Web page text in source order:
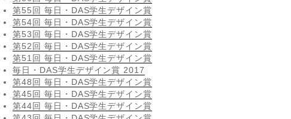
第55回 毎日・DAS学生デザイン賞
第54回 毎日・DAS学生デザイン賞
第53回 毎日・DAS学生デザイン賞
第52回 毎日・DAS学生デザイン賞
第51回 毎日・DAS学生デザイン賞
毎日・DAS学生デザイン賞 2017
第48回 毎日・DAS学生デザイン賞
第45回 毎日・DAS学生デザイン賞
第44回 毎日・DAS学生デザイン賞